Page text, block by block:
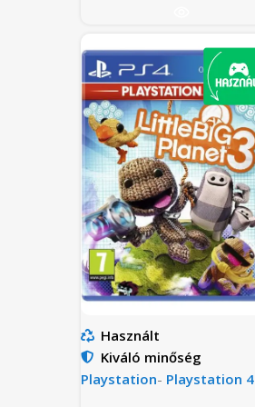
Használt
Kiváló minőség
Playstation- Playstation 4